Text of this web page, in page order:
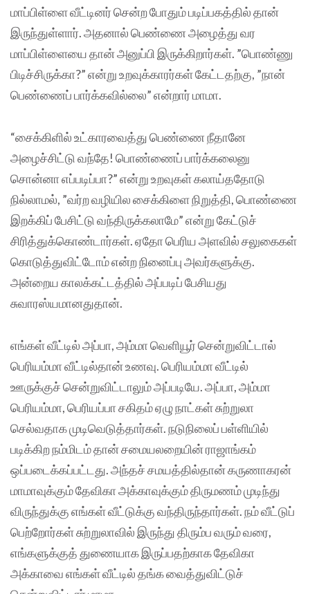
மாப்பிள்ளை வீட்டினர் சென்ற போதும் படிப்பகத்தில் தான்
இருந்துள்ளார். அதனால் பெண்ணை அழைத்து வர
மாப்பிள்ளையை தான் அனுப்பி இருக்கிறார்கள். ”பொண்ணு
பிடிச்சிருக்கா?” என்று உறவுக்காரர்கள் கேட்டதற்கு, ”நான்
பெண்ணைப் பார்க்கவில்லை” என்றார் மாமா.
“சைக்கிளில் உட்காரவைத்து பெண்ணை நீதானே
அழைச்சிட்டு வந்தே! பொண்ணைப் பார்க்கலைனு
சொன்னா எப்படிப்பா?” என்று உறவுகள் கலாய்ததோடு
நில்லாமல், ”வர்ற வழியில சைக்கிளை நிறுத்தி, பொண்ணை
இறக்கிப் பேசிட்டு வந்திருக்கலாமே” என்று கேட்டுச்
சிரித்துக்கொண்டார்கள். ஏதோ பெரிய அளவில் சலுகைகள்
கொடுத்துவிட்டோம் என்ற நினைப்பு அவர்களுக்கு.
அன்றைய காலக்கட்டத்தில் அப்படிப் பேசியது
சுவாரஸ்யமானதுதான்.
எங்கள் வீட்டில் அப்பா, அம்மா வெளியூர் சென்றுவிட்டால்
பெரியம்மா வீட்டில்தான் உணவு. பெரியம்மா வீட்டில்
ஊருக்குச் சென்றுவிட்டாலும் அப்படியே. அப்பா, அம்மா
பெரியம்மா, பெரியப்பா சகிதம் ஏழு நாட்கள் சுற்றுலா
செல்வதாக முடிவெடுத்தார்கள். நடுநிலைப் பள்ளியில்
படிக்கிற நம்மிடம் தான் சமையலறையின் ராஜாங்கம்
ஒப்படைக்கப்பட்டது. அந்தச் சமயத்தில்தான் கருணாகரன்
மாமாவுக்கும் தேவிகா அக்காவுக்கும் திருமணம் முடிந்து
விருந்துக்கு எங்கள் வீட்டுக்கு வந்திருந்தார்கள். நம் வீட்டுப்
பெற்றோர்கள் சுற்றுலாவில் இருந்து திரும்ப வரும் வரை,
எங்களுக்குத் துணையாக இருப்பதற்காக தேவிகா
அக்காவை எங்கள் வீட்டில் தங்க வைத்துவிட்டுச்